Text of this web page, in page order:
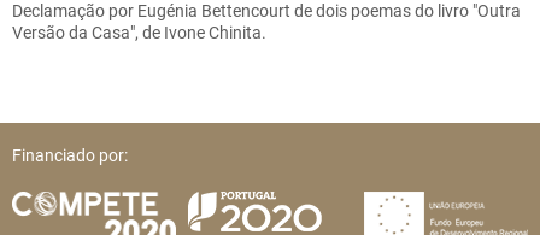
Declamação por Eugénia Bettencourt de dois poemas do livro "Outra
Versão da Casa", de Ivone Chinita.
Financiado por: